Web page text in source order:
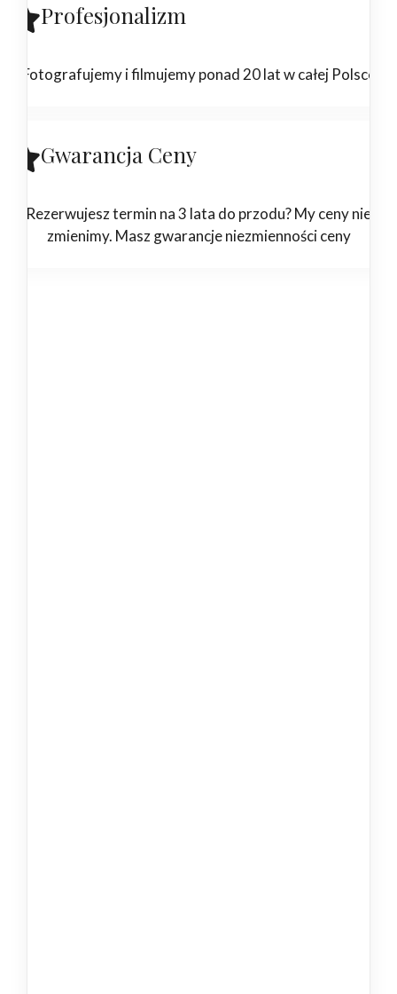
Profesjonalizm
Fotografujemy i filmujemy ponad 20 lat w całej Polsce
Gwarancja Ceny
Rezerwujesz termin na 3 lata do przodu? My ceny nie
zmienimy. Masz gwarancje niezmienności ceny